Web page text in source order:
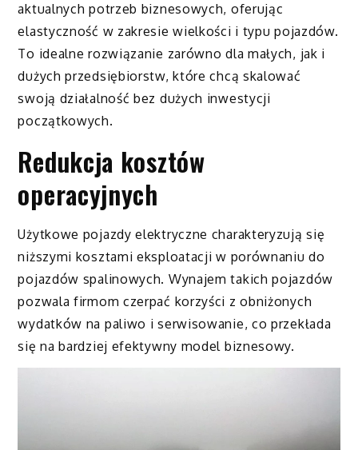
aktualnych potrzeb biznesowych, oferując
elastyczność w zakresie wielkości i typu pojazdów.
To idealne rozwiązanie zarówno dla małych, jak i
dużych przedsiębiorstw, które chcą skalować
swoją działalność bez dużych inwestycji
początkowych.
Redukcja kosztów
operacyjnych
Użytkowe pojazdy elektryczne charakteryzują się
niższymi kosztami eksploatacji w porównaniu do
pojazdów spalinowych. Wynajem takich pojazdów
pozwala firmom czerpać korzyści z obniżonych
wydatków na paliwo i serwisowanie, co przekłada
się na bardziej efektywny model biznesowy.